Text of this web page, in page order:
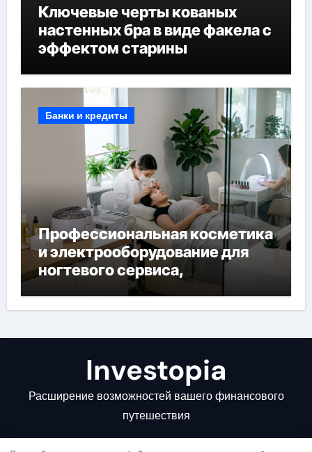
Ключевые черты кованых
настенных бра в виде факела с
эффектом старины
Банки и кредиты
Профессиональная косметика
и электрооборудование для
ногтевого сервиса,
наращивания ресниц и
депиляции
Investopia
Расширение возможностей вашего финансового
путешествия